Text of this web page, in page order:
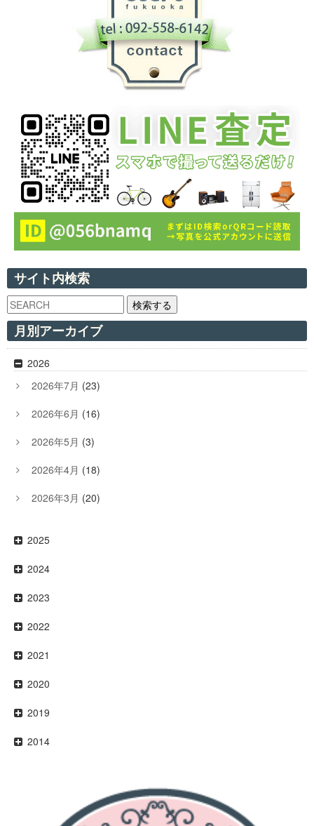
サイト内検索
検索する
月別アーカイブ
2026
2026年7月 (23)
2026年6月 (16)
2026年5月 (3)
2026年4月 (18)
2026年3月 (20)
2025
2024
2023
2022
2021
2020
2019
2014